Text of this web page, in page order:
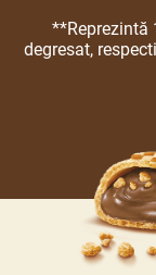
**Reprezintă
degresat,